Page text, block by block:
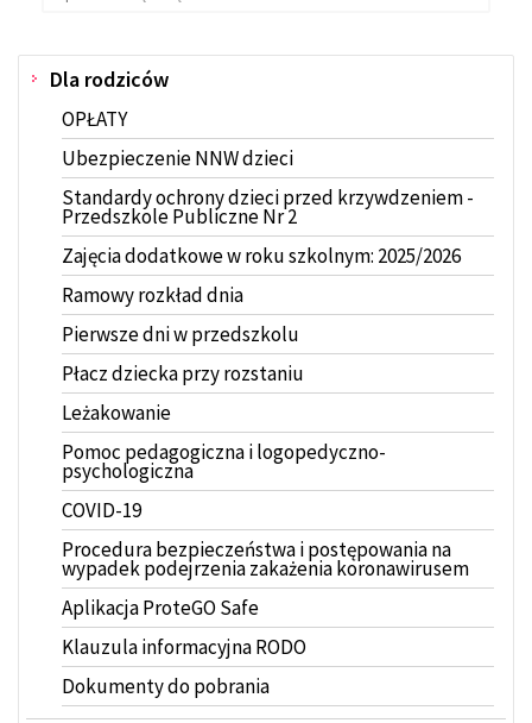
Menu
Dla rodziców
OPŁATY
Ubezpieczenie NNW dzieci
Standardy ochrony dzieci przed krzywdzeniem -
Przedszkole Publiczne Nr 2
Zajęcia dodatkowe w roku szkolnym: 2025/2026
Ramowy rozkład dnia
Pierwsze dni w przedszkolu
Płacz dziecka przy rozstaniu
Leżakowanie
Pomoc pedagogiczna i logopedyczno-
psychologiczna
COVID-19
Procedura bezpieczeństwa i postępowania na
wypadek podejrzenia zakażenia koronawirusem
Aplikacja ProteGO Safe
Klauzula informacyjna RODO
Dokumenty do pobrania